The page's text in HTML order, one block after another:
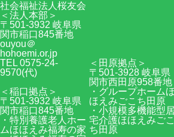
社会福祉法人桜友会
＜法人本部＞
〒501-3932 岐阜県
関市稲口845番地
ouyou＠
hohoemi.or.jp
TEL 0575-24-
9570(代)
＜稲口拠点＞
〒501-3932 岐阜県
関市稲口845番地
・特別養護老人ホー
ムほほえみ福寿の家
＜田原拠点＞
〒501-3928 岐阜県
関市西田原958番地
・グループホームほ
ほえみごこち田原
・小規模多機能型
宅介護ほほえみごこ
ち田原